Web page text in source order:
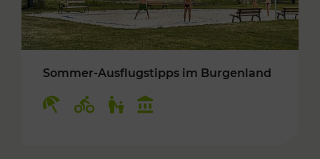
Sommer-Ausflugstipps im Burgenland